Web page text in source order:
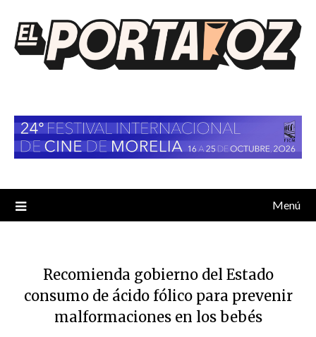
contenido
Menú
Recomienda gobierno del Estado
consumo de ácido fólico para prevenir
malformaciones en los bebés